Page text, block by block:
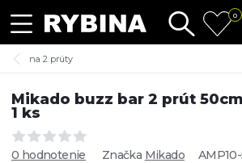
0
na 2 prúty
Mikado buzz bar 2 prút
1 ks
0 hodnotenie Značka Mikado